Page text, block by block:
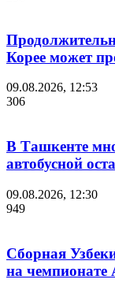
Корее может
09.08.2026, 12:53
306
В Ташкенте
автобусной
09.08.2026, 12:30
949
Сборная
на чемпионате